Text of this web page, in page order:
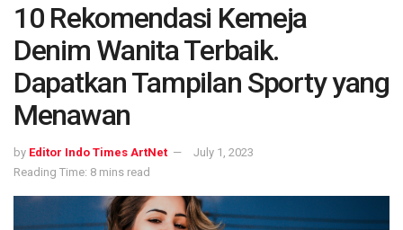
10 Rekomendasi Kemeja
Denim Wanita Terbaik.
Dapatkan Tampilan Sporty yang
Menawan
by Editor Indo Times ArtNet
July 1, 2023
Reading Time: 8 mins read